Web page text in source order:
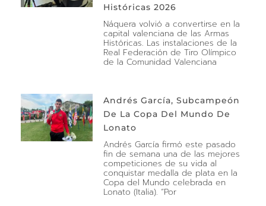
Históricas 2026
Náquera volvió a convertirse en la
capital valenciana de las Armas
Históricas. Las instalaciones de la
Real Federación de Tiro Olímpico
de la Comunidad Valenciana
Andrés García, Subcampeón
De La Copa Del Mundo De
Lonato
Andrés García firmó este pasado
fin de semana una de las mejores
competiciones de su vida al
conquistar medalla de plata en la
Copa del Mundo celebrada en
Lonato (Italia). “Por